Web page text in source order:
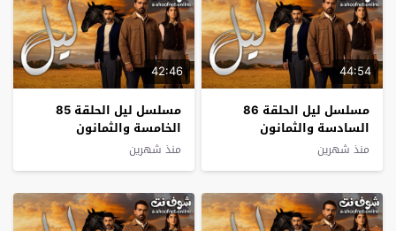
44:54
مسلسل ليل الحلقة 86
السادسة والثمانون
منذ شهرين
42:46
مسلسل ليل الحلقة 85
الخامسة والثمانون
منذ شهرين